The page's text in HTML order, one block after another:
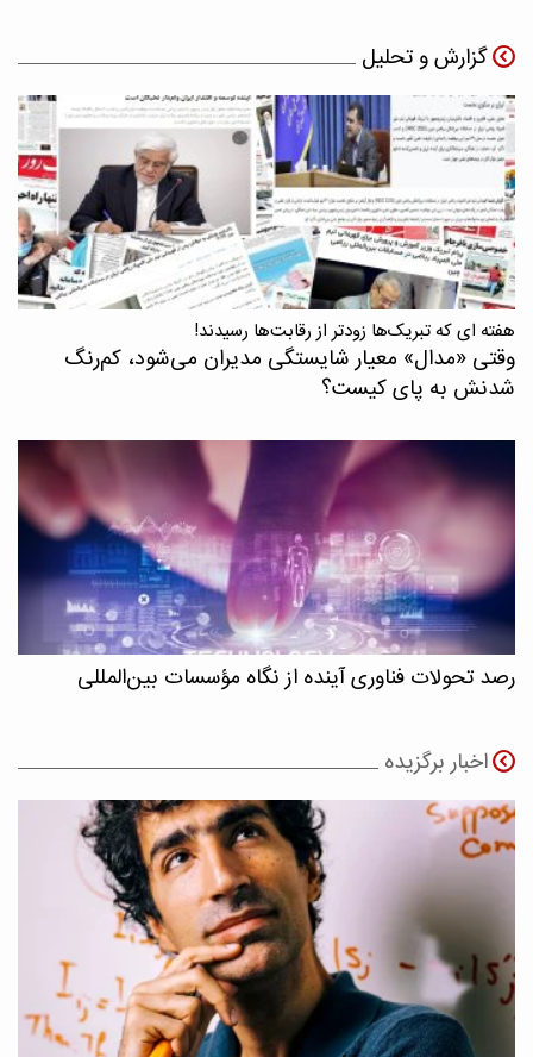
گزارش و تحلیل
هفته ای که تبریک‌ها زودتر از رقابت‌ها رسیدند!
وقتی «مدال‌» معیار شایستگی مدیران می‌شود، کم‌رنگ
شدنش به پای کیست؟
رصد تحولات فناوری آینده از نگاه مؤسسات بین‌المللی
اخبار برگزیده